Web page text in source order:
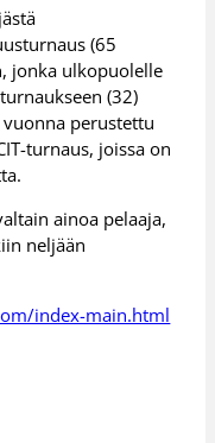
(65
jonka ulkopuolelle
(32)
perustettu
turnaus, joissa on
ainoa pelaaja,
neljään
index-main.html